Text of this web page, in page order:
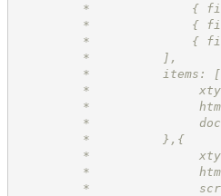
*              {
*              {
*              {
*          ],
*          items:
*
*
*
*          },{
*
*
*